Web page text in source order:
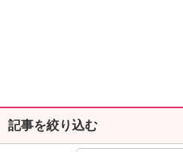
記事を絞り込む